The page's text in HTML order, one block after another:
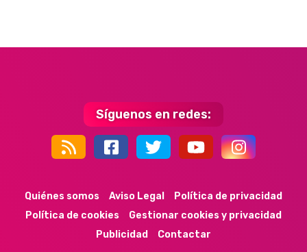
Síguenos en redes:
44k 9k 35k 352
Quiénes somos Aviso Legal
Política de privacidad
Política de cookies
Gestionar cookies y privacidad
Publicidad
Contactar